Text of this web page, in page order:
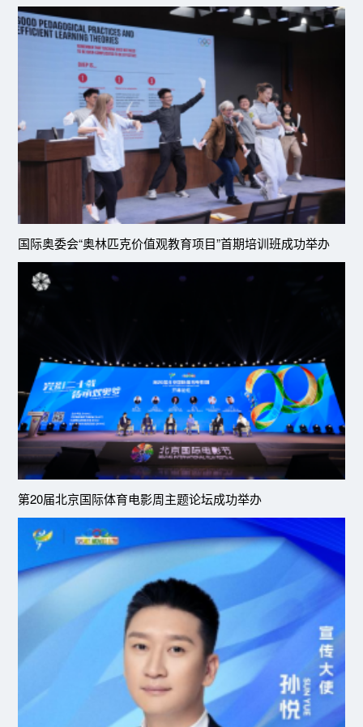
国际奥委会“奥林匹克价值观教育项目”首期培训班成功举办
第20届北京国际体育电影周主题论坛成功举办